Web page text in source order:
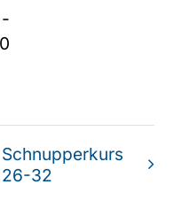
-
Schnupperkurs
26-32